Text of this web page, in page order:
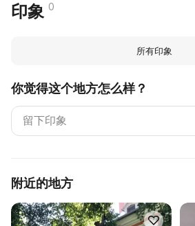
印象 0
所有印象
你觉得这个地方怎么样？
附近的地方